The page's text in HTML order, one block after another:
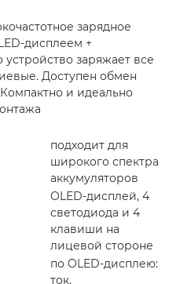
зарядное
дисплеем +
заряжает все
Доступен обмен
и идеально
подходит для
широкого спектра
аккумуляторов
OLED-дисплей, 4
светодиода и 4
клавиши на
лицевой стороне
по OLED-дисплею:
ток,